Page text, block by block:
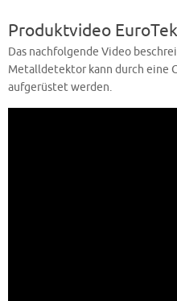
Produktvideo
Das nachfolgende Video
Metalldetektor kann durch eine
aufgerüstet werden.